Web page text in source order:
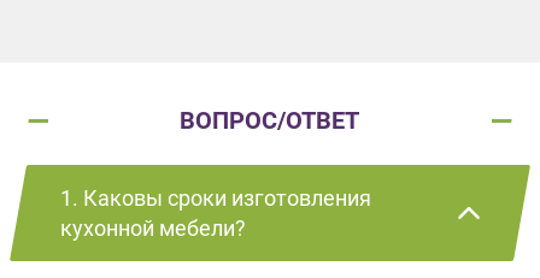
ВОПРОС/ОТВЕТ
1. Каковы сроки изготовления
кухонной мебели?